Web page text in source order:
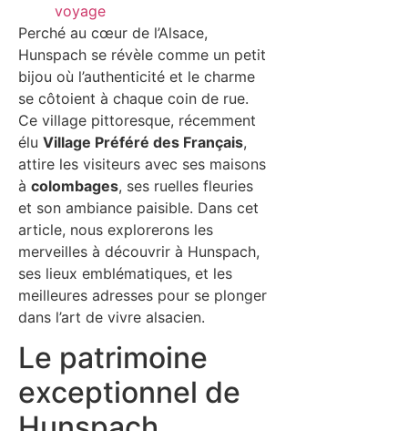
voyage
Perché au cœur de l’Alsace,
Hunspach se révèle comme un petit
bijou où l’authenticité et le charme
se côtoient à chaque coin de rue.
Ce village pittoresque, récemment
élu Village Préféré des Français,
attire les visiteurs avec ses maisons
à colombages, ses ruelles fleuries
et son ambiance paisible. Dans cet
article, nous explorerons les
merveilles à découvrir à Hunspach,
ses lieux emblématiques, et les
meilleures adresses pour se plonger
dans l’art de vivre alsacien.
Le patrimoine
exceptionnel de